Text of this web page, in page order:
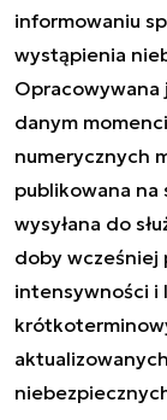
informowaniu
wystąpienia
danym
numerycznych
publikowana
wysyłana do
doby wcześniej
intensywności i